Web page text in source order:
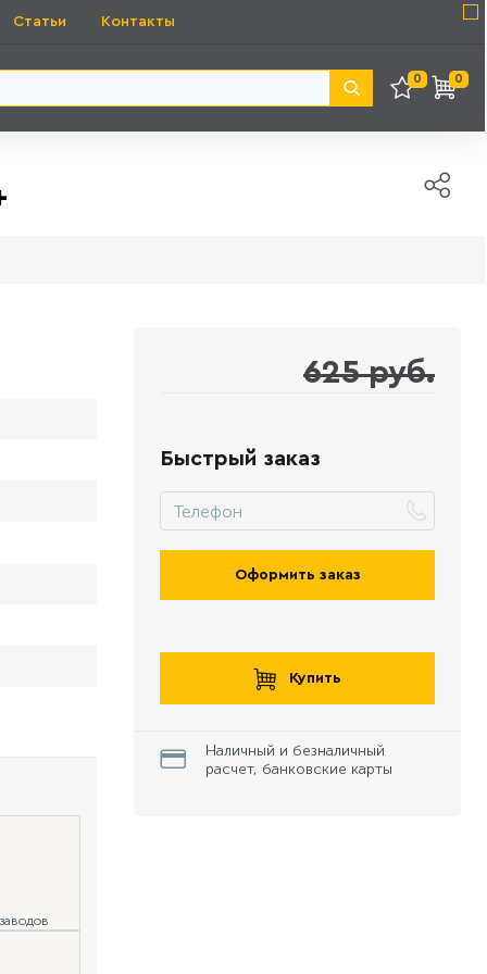
Статьи Контакты
0 0
625 руб.
Быстрый заказ
Оформить заказ
Купить
Наличный и безналичный
расчет, банковские карты